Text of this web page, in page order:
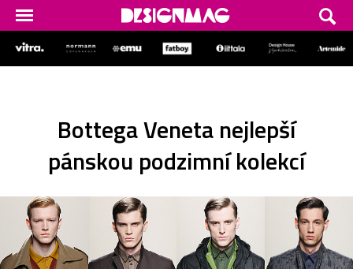
Bottega Veneta nejlepší
pánskou podzimní kolekcí